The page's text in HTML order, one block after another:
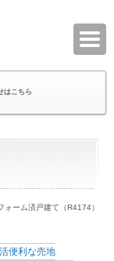
はこちら
ーム済戸建て（R4174）
便利な売地